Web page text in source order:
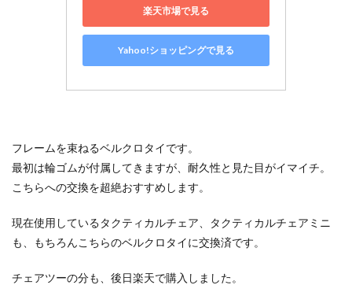
楽天市場で見る
Yahoo!ショッピングで見る
フレームを束ねるベルクロタイです。
最初は輪ゴムが付属してきますが、耐久性と見た目がイマイチ。
こちらへの交換を超絶おすすめします。
現在使用しているタクティカルチェア、タクティカルチェアミニ
も、もちろんこちらのベルクロタイに交換済です。
チェアツーの分も、後日楽天で購入しました。